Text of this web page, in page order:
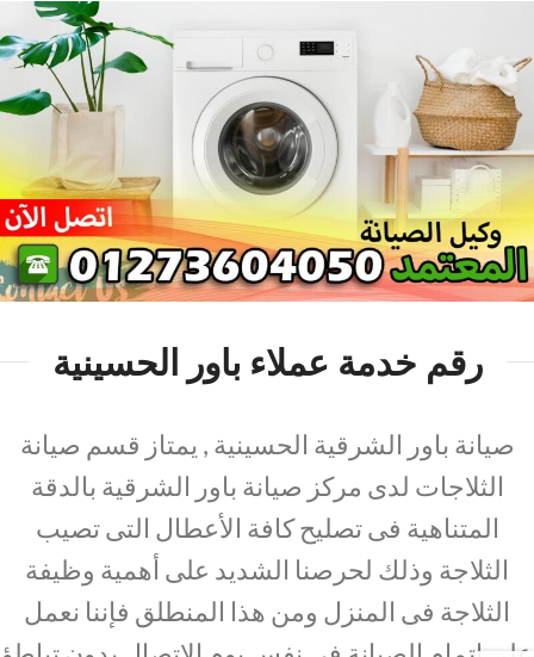
رقم خدمة عملاء باور الحسينية
صيانة باور الشرقية الحسينية , يمتاز قسم صيانة
الثلاجات لدى مركز صيانة باور الشرقية بالدقة
المتناهية فى تصليح كافة الأعطال التى تصيب
الثلاجة وذلك لحرصنا الشديد على أهمية وظيفة
الثلاجة فى المنزل ومن هذا المنطلق فإننا نعمل